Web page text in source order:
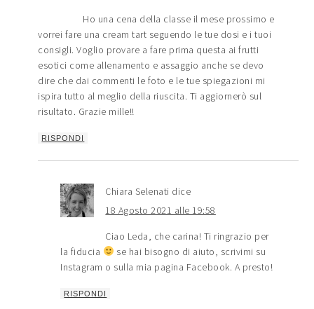
Ho una cena della classe il mese prossimo e
vorrei fare una cream tart seguendo le tue dosi e i tuoi
consigli. Voglio provare a fare prima questa ai frutti
esotici come allenamento e assaggio anche se devo
dire che dai commenti le foto e le tue spiegazioni mi
ispira tutto al meglio della riuscita. Ti aggiornerò sul
risultato. Grazie mille!!
RISPONDI
Chiara Selenati dice
18 Agosto 2021 alle 19:58
Ciao Leda, che carina! Ti ringrazio per
la fiducia
se hai bisogno di aiuto, scrivimi su
Instagram o sulla mia pagina Facebook. A presto!
RISPONDI